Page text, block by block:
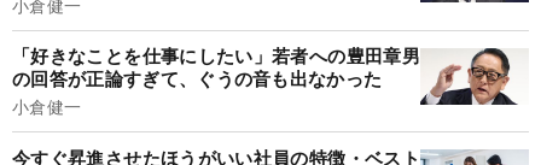
「好きなことを仕事にしたい」若者への豊田章男
の回答が正論すぎて、ぐうの音も出なかった
小倉健一
今すぐ昇進させたほうがいい社員の特徴・ベスト